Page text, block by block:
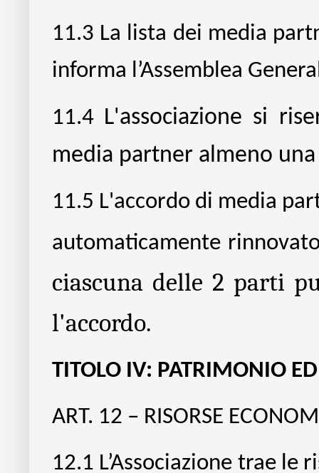
11.3 La lista dei media
informa l’Assemblea
11.4 L'associazione si
media partner almeno
11.5 L'accordo di media
automaticamente
ciascuna delle 2 parti
l'accordo.
TITOLO IV: PATRIMONIO
ART. 12 – RISORSE
12.1 L’Associazione trae le